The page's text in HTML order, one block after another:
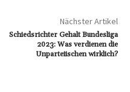
Nächster Artikel
Schiedsrichter Gehalt Bundesliga
2023: Was verdienen die
Unparteiischen wirklich?